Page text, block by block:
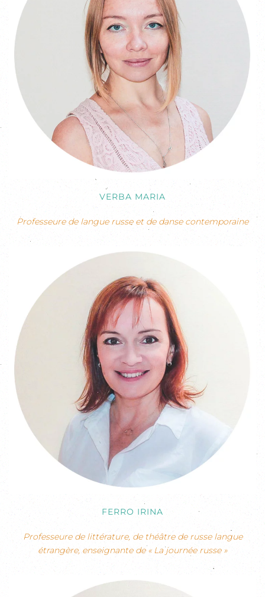
VERBA MARIA
Professeure de langue russe et de danse contemporaine
FERRO IRINA
Professeure de littérature, de théâtre de russe langue
étrangère, enseignante de « La journée russe »